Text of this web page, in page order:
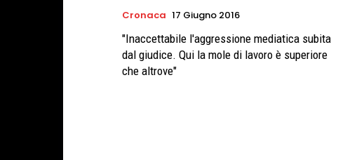
Cronaca 17 Giugno 2016
"Inaccettabile l'aggressione mediatica subita
dal giudice. Qui la mole di lavoro è superiore
che altrove"